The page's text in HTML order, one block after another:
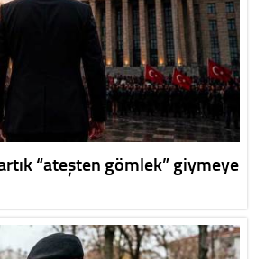
“ateşten gömlek” giymeye